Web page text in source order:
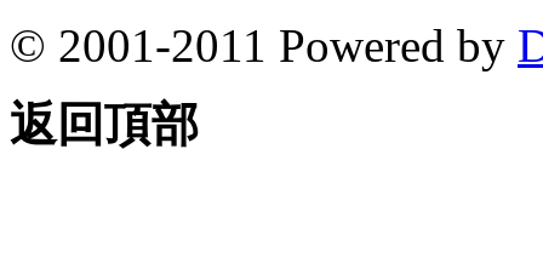
© 2001-2011 Powered by
返回頂部